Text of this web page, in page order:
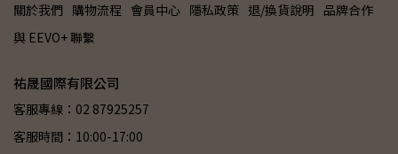
關於我們 購物流程 會員中心 隱私政策 退/換貨說明 品牌合作
與 EEVO+ 聯繫
祐晟國際有限公司
客服專線：02 87925257
客服時間：10:00-17:00